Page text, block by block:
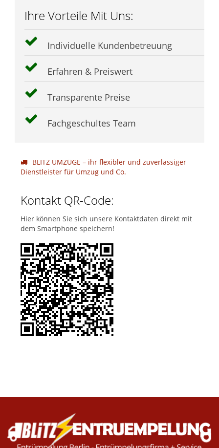
Ihre Vorteile Mit Uns:
Individuelle Kundenbetreuung
Erfahren & Preiswert
Transparente Preise
Fachgeschultes Team
BLITZ UMZÜGE – ihr flexibler und zuverlässiger
Dienstleister für Umzug und Co.
Kontakt QR-Code:
Hier können Sie sich unsere Kontaktdaten direkt mit
dem Smartphone speichern!